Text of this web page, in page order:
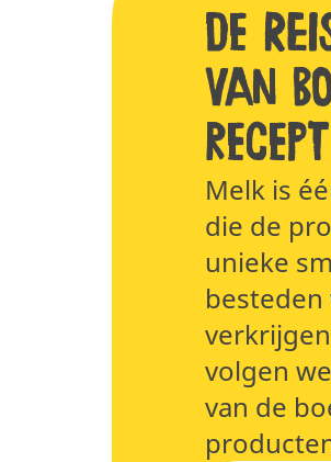
De
van
recept
Melk is
die de
unieke
besteden
volgen
van de